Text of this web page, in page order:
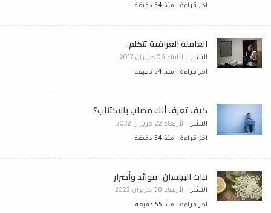
اخر قراءة : منذ 54 دقيقة
العاملة العراقية تتكلم..
النشر : الثلاثاء 06 حزيران 2017
اخر قراءة : منذ 54 دقيقة
كيف تعرف أنك مصاب بالاكتئاب؟
النشر : الأربعاء 22 حزيران 2022
اخر قراءة : منذ 54 دقيقة
نبات البيلسان.. فوائد وأضرار
النشر : الأربعاء 08 حزيران 2022
اخر قراءة : منذ 55 دقيقة